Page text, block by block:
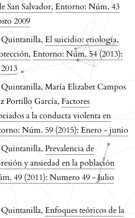
San Salvador, Entorno: Núm. 43
2009
Quintanilla, El suicidio: etiología,
, Entorno: Núm. 54 (2013):
María Elizabet Campos
Portillo García, Factores
a la conducta violenta en
Núm. 59 (2015): Enero - junio
Quintanilla, Prevalencia de
y ansiedad en la población
49 (2011): Numero 49 - Julio
Quintanilla, Enfoques teóricos de la